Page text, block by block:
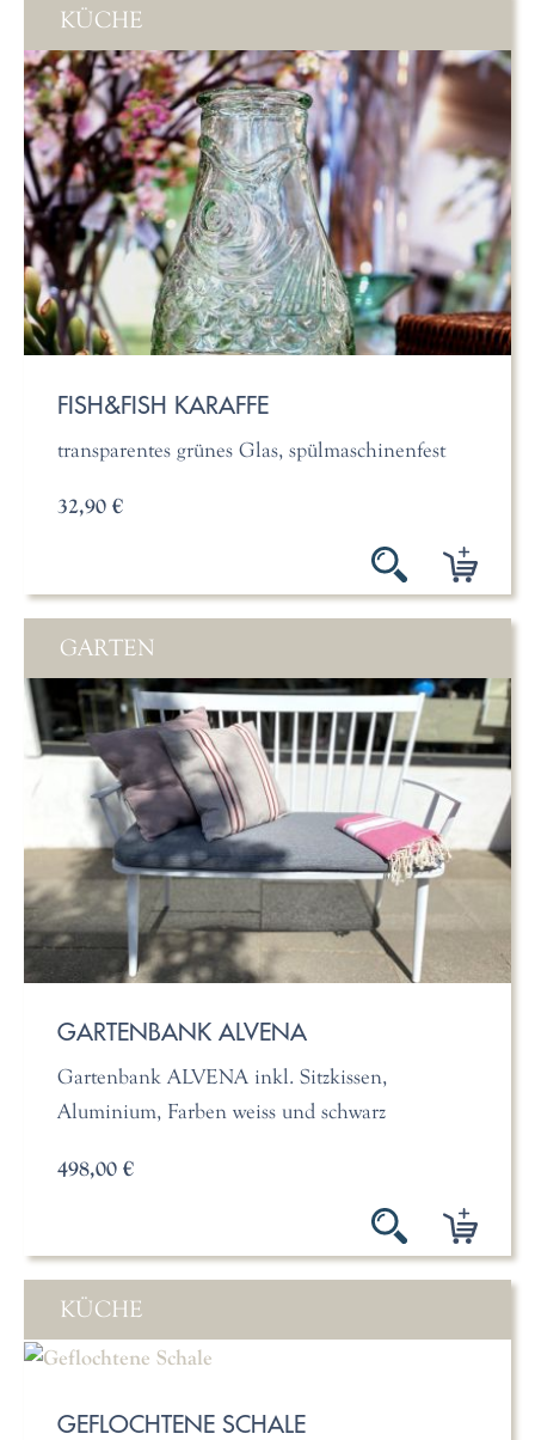
KÜCHE
FISH&FISH KARAFFE
transparentes grünes Glas, spülmaschinenfest
32,90 €
GARTEN
GARTENBANK ALVENA
Gartenbank ALVENA inkl. Sitzkissen,
Aluminium, Farben weiss und schwarz
498,00 €
KÜCHE
GEFLOCHTENE SCHALE